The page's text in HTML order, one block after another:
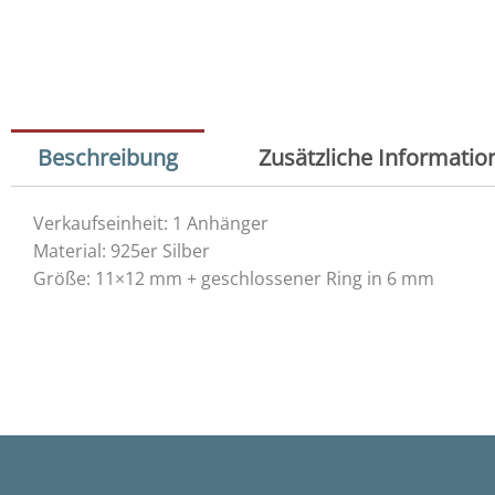
Beschreibung Zusätzliche
Verkaufseinheit: 1 Anhänger
Material: 925er Silber
Größe: 11×12 mm + geschlossener Ring in 6 mm